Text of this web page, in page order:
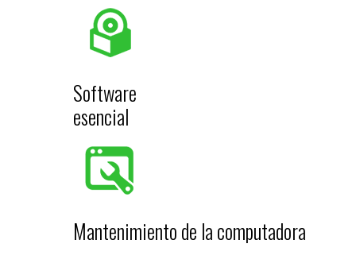
Software
esencial
Mantenimiento de la computadora